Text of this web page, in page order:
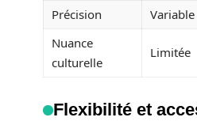
Précision
Variable
Nuance
culturelle
Limitée
Flexibilité et